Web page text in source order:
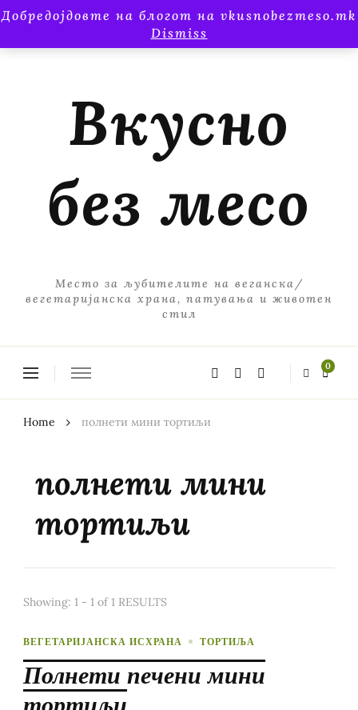
Добредојдовте на блогот на vkusnobezmeso.mk
Dismiss
Вкусно
без месо
Место за љубителите на веганска/
вегетаријанска храна, патувања и животен
стил
0
Home полнети мини тортиљи
полнети мини
тортиљи
Showing: 1 - 1 of 1 RESULTS
ВЕГЕТАРИЈАНСКА ИСХРАНА ТОРТИЉА
Полнети печени мини